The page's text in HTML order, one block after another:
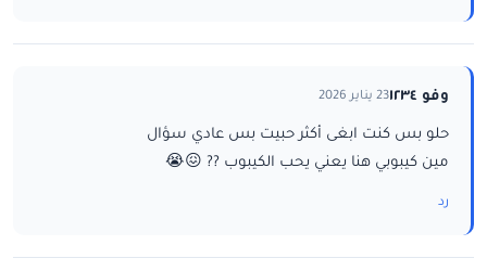
وفو ١٢٣٤ 23 يناير 2026
حلو بس كنت ابغى أكثر حبيت بس عادي سؤال
مين كيبوبي هنا يعني يحب الكيبوب ?? 😖😭
رد